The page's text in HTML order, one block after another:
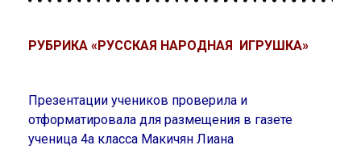
РУБРИКА «РУССКАЯ НАРОДНАЯ ИГРУШКА»
Презентации учеников проверила и
отформатировала для размещения в газете
ученица 4а класса Макичян Лиана